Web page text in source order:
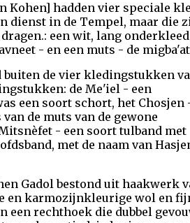
Kohen] hadden vier speciale
dienst in de Tempel, maar die
een wit, lang
- en een muts - de
buiten de vier kledingstukken
de Me'iel - een
een soort schort, het Chosjen
de muts van de gewone
- een soort tulband met
met de naam van
Gadol bestond uit
en karmozijnkleurige wol en
een rechthoek die dubbel